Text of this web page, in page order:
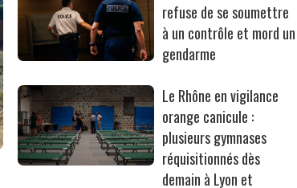
refuse de se soumettre
à un contrôle et mord un
gendarme
Le Rhône en vigilance
orange canicule :
plusieurs gymnases
réquisitionnés dès
demain à Lyon et